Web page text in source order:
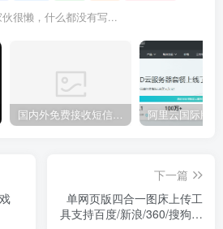
很懒，什么都没有写...
国内外免费接收短信验证码平台网站
下一篇
单网页版四合一图床上传工
具支持百度/新浪/360/搜狗图